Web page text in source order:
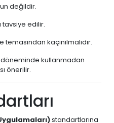
değildir.
tavsiye edilir.
kaçınılmalıdır.
kullanmadan
önerilir.
standartlarına